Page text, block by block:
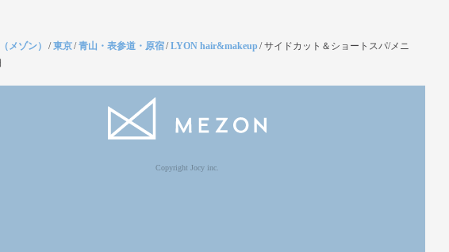
メゾン） /東京/青山・表参道・原宿/LYON hair&makeup /サイドカット＆ショートスパ/メニ
Copyright Jocy inc.